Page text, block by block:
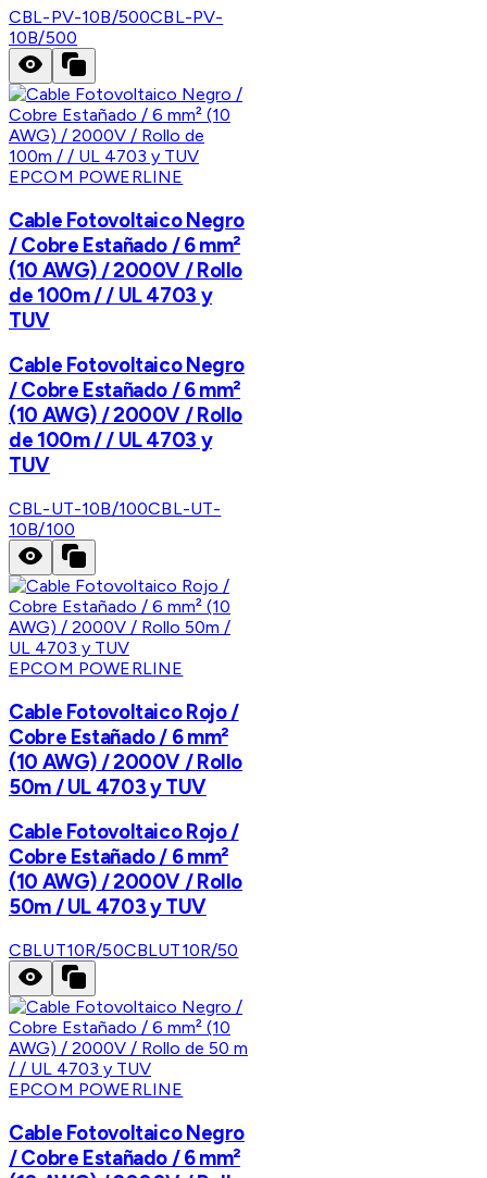
CBL-PV-10B/500CBL-PV-
10B/500
EPCOM POWERLINE
Cable Fotovoltaico Negro
/ Cobre Estañado / 6 mm²
(10 AWG) / 2000V / Rollo
de 100m / / UL 4703 y
TUV
Cable Fotovoltaico Negro
/ Cobre Estañado / 6 mm²
(10 AWG) / 2000V / Rollo
de 100m / / UL 4703 y
TUV
CBL-UT-10B/100CBL-UT-
10B/100
EPCOM POWERLINE
Cable Fotovoltaico Rojo /
Cobre Estañado / 6 mm²
(10 AWG) / 2000V / Rollo
50m / UL 4703 y TUV
Cable Fotovoltaico Rojo /
Cobre Estañado / 6 mm²
(10 AWG) / 2000V / Rollo
50m / UL 4703 y TUV
CBLUT10R/50CBLUT10R/50
EPCOM POWERLINE
Cable Fotovoltaico Negro
/ Cobre Estañado / 6 mm²